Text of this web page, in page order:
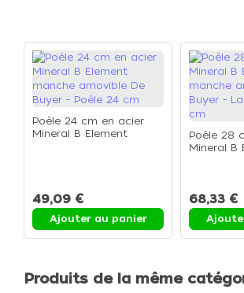
Poêle 24 cm en acier
Mineral B Element
49,09 €
Ajouter au panier
Poêle 28
Mineral B
68,33 €
Produits de la même